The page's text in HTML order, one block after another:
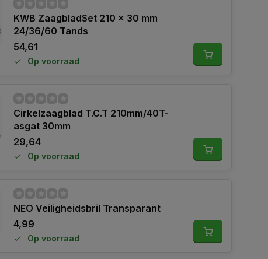
KWB ZaagbladSet 210 x 30 mm
24/36/60 Tands
54,61
Op voorraad
Cirkelzaagblad T.C.T 210mm/40T-
asgat 30mm
29,64
Op voorraad
NEO Veiligheidsbril Transparant
4,99
Op voorraad